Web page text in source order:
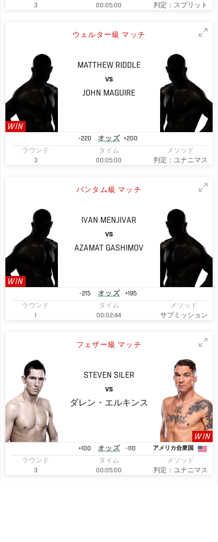
3
00:05:00
判定：スプリット
ウェルター級 マッチ
WIN
MATTHEW RIDDLE
VS
JOHN MAGUIRE
-220 オッズ
+200
ラウンド
3
タイム
00:05:00
メソッド
判定：ユナニマス
バンタム級 マッチ
WIN
IVAN MENJIVAR
VS
AZAMAT GASHIMOV
-215 オッズ
+195
ラウンド
1
タイム
00:02:44
メソッド
サブミッション
フェザー級 マッチ
STEVEN SILER
VS
ダレン・エルキンス
WIN
+100 オッズ -110 アメリカ合衆国
ラウンド
3
タイム
00:05:00
メソッド
判定：ユナニマス